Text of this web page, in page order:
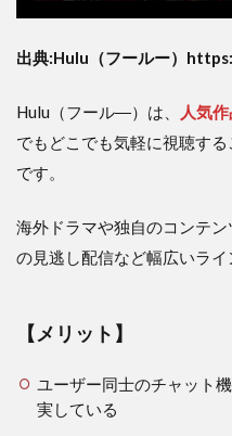
出典:Hulu（フールー）
Hulu（フール―）は、 人気
でもどこでも気軽に視聴す
です。
海外ドラマや独自のコンテ
の見逃し配信など幅広いライ
【メリット】
ユーザー同士のチャット
実している